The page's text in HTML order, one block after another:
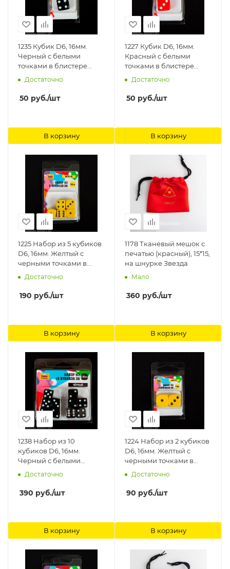
1235 Кубик D6, 16мм.
Черный с белыми
точками в блистере
Звезда
Достаточно
50 руб./шт
В корзину
1227 Кубик D6, 16мм.
Красный с белыми
точками в блистере
Звезда
Достаточно
50 руб./шт
В корзину
1225 Набор из 5 кубиков
D6, 16мм. Желтый с
черными точками в
блистере Звезда
Достаточно
190 руб./шт
В корзину
1178 Тканевый мешок с
печатью (красный), 15*15,
на шнурке Звезда
Мало
360 руб./шт
В корзину
1238 Набор из 10
кубиков D6, 16мм.
Черный с белыми
точками в блистере
Звезда
Достаточно
390 руб./шт
В корзину
1224 Набор из 2 кубиков
D6, 16мм. Желтый с
черными точками в
блистере Звезда
Достаточно
90 руб./шт
В корзину